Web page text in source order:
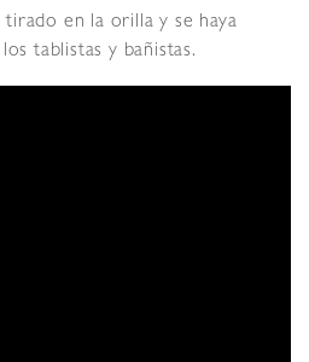
en la orilla y se haya
tablistas y bañistas.